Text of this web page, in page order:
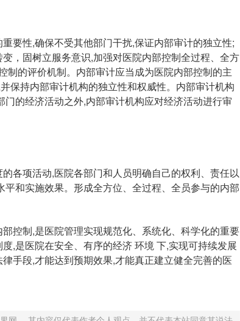
性,确保不受其他部门干扰,保证内部审计的独立性;
，固树立服务意识,加强对医院内部控制全过程、全方
制的评价机制。内部审计应当成为医院内部控制的主
保持内部审计机构的独立性和权威性。内部审计机构
的经济活动之外,内部审计机构应对经济活动进行审
项活动,医院各部门和人员明确自己的权利、责任以
和实施效果。形成全方位、全过程、全员参与的内部
制,是医院管理实现规范化、系统化、科学化的重要
,是医院在安全、有序的经济 环境 下,实现可持续发展
手段,才能达到预期效果,才能真正建立健全完善的医